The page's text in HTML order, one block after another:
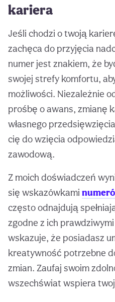
kariera
Jeśli chodzi o twoją
zachęca do przyjęcia
numer jest znakiem, że
swojej strefy komfortu,
możliwości. Niezależnie
prośbę o awans, zmianę
własnego
cię do wzięcia
zawodową.
Z moich doświadczeń
się wskazówkami
często odnajdują
zgodne z ich
wskazuje, że posiadasz
kreatywność potrzebne
zmian. Zaufaj swoim
wszechświat wspiera